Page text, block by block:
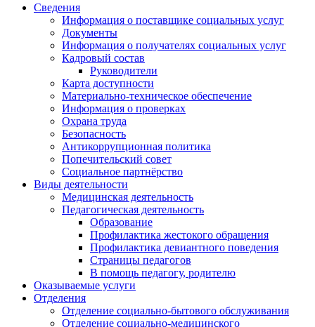
Сведения
Информация о поставщике социальных услуг
Документы
Информация о получателях социальных услуг
Кадровый состав
Руководители
Карта доступности
Материально-техническое обеспечение
Информация о проверках
Охрана труда
Безопасность
Антикоррупционная политика
Попечительский совет
Социальное партнёрство
Виды деятельности
Медицинская деятельность
Педагогическая деятельность
Образование
Профилактика жестокого обращения
Профилактика девиантного поведения
Страницы педагогов
В помощь педагогу, родителю
Оказываемые услуги
Отделения
Отделение социально-бытового обслуживания
Отделение социально-медицинского